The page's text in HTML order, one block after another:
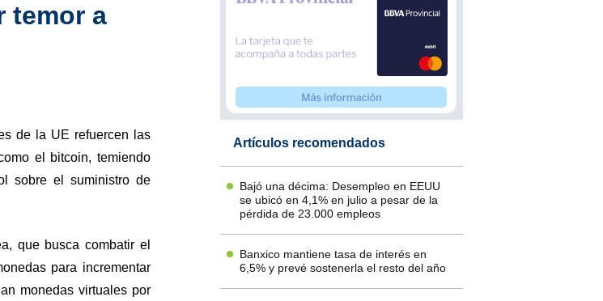
temor a
de la UE refuercen las
el bitcoin, temiendo
sobre el suministro de
que busca combatir el
para incrementar
monedas virtuales por
Artículos recomendados
Bajó una décima: Desempleo en EEUU
se ubicó en 4,1% en julio a pesar de la
pérdida de 23.000 empleos
Banxico mantiene tasa de interés en
6,5% y prevé sostenerla el resto del año